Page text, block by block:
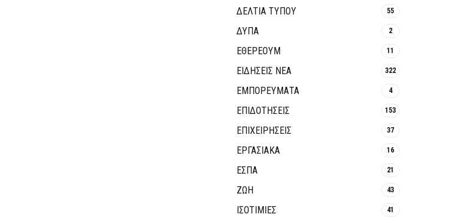
ΔΕΛΤΙΑ ΤΥΠΟΥ 55
ΔΥΠΑ 2
ΕΘΈΡΕΟΥΜ 11
ΕΙΔΗΣΕΙΣ ΝΕΑ 322
ΕΜΠΟΡΕΥΜΑΤΑ 4
ΕΠΙΔΟΤΗΣΕΙΣ 153
ΕΠΙΧΕΙΡΗΣΕΙΣ 37
ΕΡΓΑΣΙΑΚΑ 16
ΕΣΠΑ 21
ΖΩΗ 43
ΙΣΟΤΙΜΙΕΣ 41